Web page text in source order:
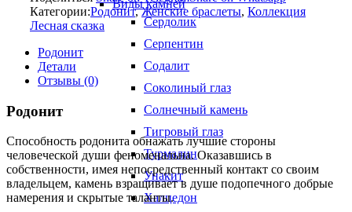
Виды камней
Сердолик
Серпентин
Содалит
Соколиный глаз
Солнечный камень
Тигровый глаз
Турмалин
Унакит
Халцедон
Категории:Родонит,Женские браслеты, Коллекция
Лесная сказка
Родонит
Детали
Отзывы (0)
Родонит
Способность родонита обнажать лучшие стороны
человеческой души феноменальна. Оказавшись в
собственности, имея непосредственный контакт со своим
владельцем, камень взращивает в душе подопечного добрые
намерения и скрытые таланты.